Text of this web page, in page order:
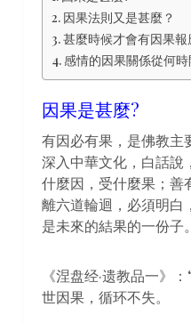
因果法則又是甚麼？
甚麼時候才會有因果報
感情的因果關係從何
因果是甚麼?
有因必有果，是佛教主
深入中華文化，白話說
什麼因，受什麼果；善
離六道輪迴，必須明白
是未來的結果的一份子。
《涅盘经·遗教品一》
世因果，循环不失。